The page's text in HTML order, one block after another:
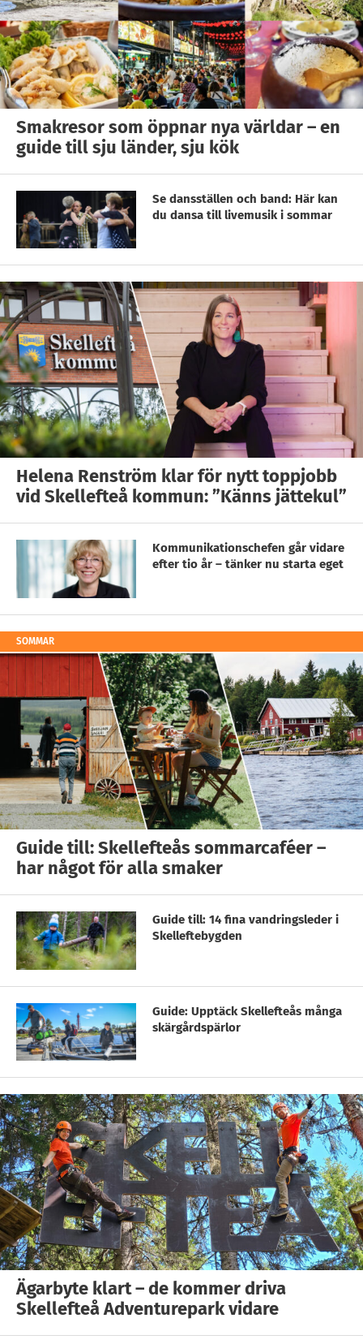
Smakresor som öppnar nya världar – en
guide till sju länder, sju kök
Se dansställen och band: Här kan
du dansa till livemusik i sommar
Helena Renström klar för nytt toppjobb
vid Skellefteå kommun: ”Känns jättekul”
Kommunikationschefen går vidare
efter tio år – tänker nu starta eget
SOMMAR
Guide till: Skellefteås sommarcaféer –
har något för alla smaker
Guide till: 14 fina vandringsleder i
Skelleftebygden
Guide: Upptäck Skellefteås många
skärgårdspärlor
Ägarbyte klart – de kommer driva
Skellefteå Adventurepark vidare